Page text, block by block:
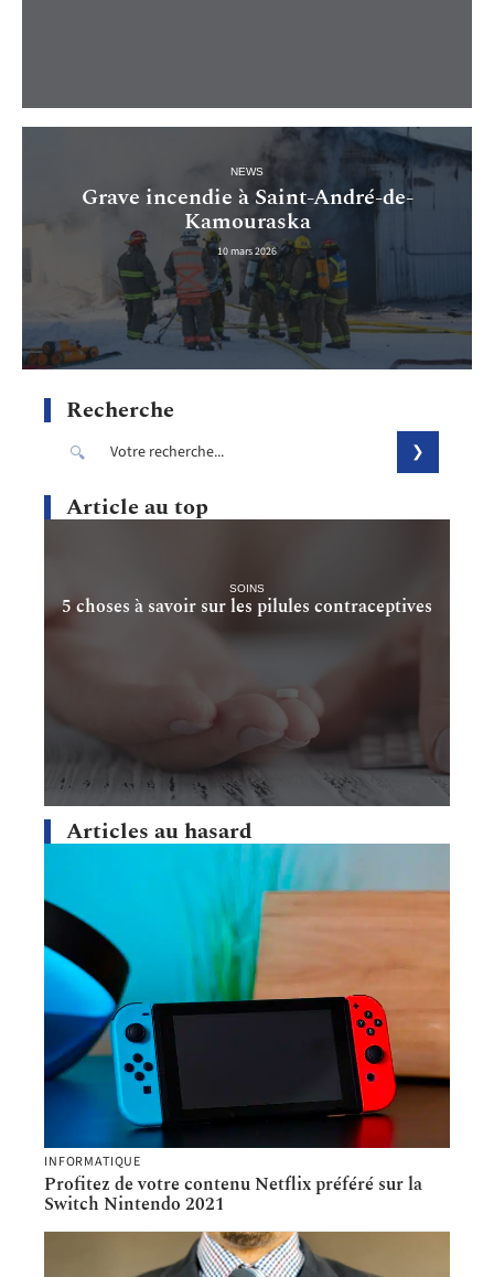
NEWS
Grave incendie à Saint-André-de-
Kamouraska
10 mars 2026
Recherche
Article au top
SOINS
5 choses à savoir sur les pilules contraceptives
Articles au hasard
INFORMATIQUE
Profitez de votre contenu Netflix préféré sur la
Switch Nintendo 2021